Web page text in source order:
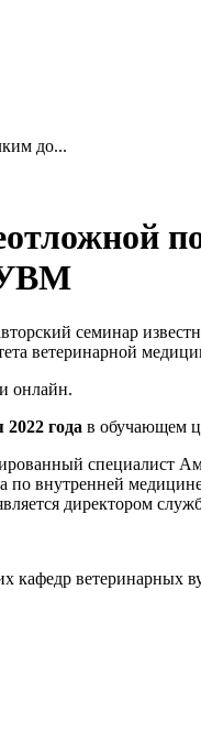
до...
семинар
ветеринарной
онлайн.
2022 года в обучающем
специалист
по внутренней
директором
кафедр ветеринарных